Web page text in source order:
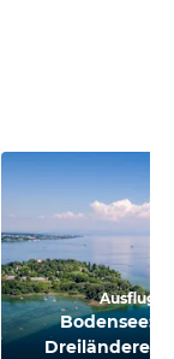
Bodensee: